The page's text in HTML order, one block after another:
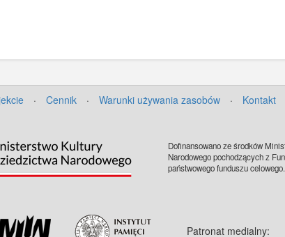
· Cennik · Warunki używania zasobów · Kontakt
Dofinansowano ze środków
Narodowego pochodzących z
państwowego funduszu celowego.
Patronat medialny: